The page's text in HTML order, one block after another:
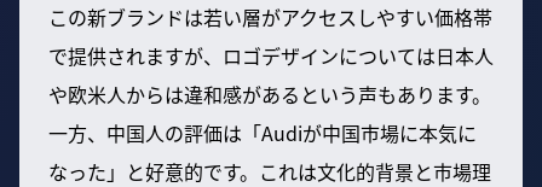
この新ブランドは若い層がアクセスしやすい価格帯
で提供されますが、ロゴデザインについては日本人
や欧米人からは違和感があるという声もあります。
一方、中国人の評価は「Audiが中国市場に本気に
なった」と好意的です。これは文化的背景と市場理